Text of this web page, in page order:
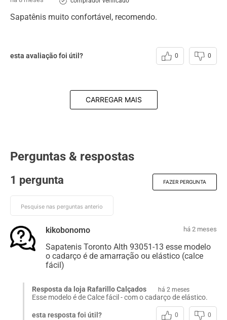
Sapatênis muito confortável, recomendo.
esta avaliação foi útil? 0 0
CARREGAR MAIS
Perguntas & respostas
1 pergunta FAZER PERGUNTA
kikobonomo há 2 meses
Sapatenis Toronto Alth 93051-13 esse modelo
o cadarço é de amarração ou elástico (calce
fácil)
Resposta da loja Rafarillo Calçados há 2 meses
Esse modelo é de Calce fácil - com o cadarço de elástico.
esta resposta foi útil? 0 0